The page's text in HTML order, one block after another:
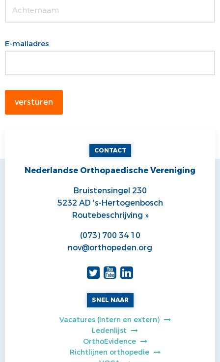
E-mailadres
versturen
CONTACT
Nederlandse Orthopaedische Vereniging
Bruistensingel 230
5232 AD 's-Hertogenbosch
Routebeschrijving »
(073) 700 34 10
nov@orthopeden.org
SNEL NAAR
Vacatures (intern en extern)
Ledenlijst
OrthoEvidence
Richtlijnen orthopedie